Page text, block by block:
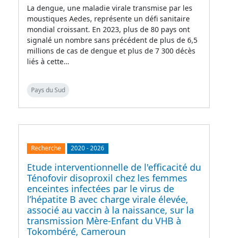
La dengue, une maladie virale transmise par les
moustiques Aedes, représente un défi sanitaire
mondial croissant. En 2023, plus de 80 pays ont
signalé un nombre sans précédent de plus de 6,5
millions de cas de dengue et plus de 7 300 décès
liés à cette…
Pays du Sud
Recherche 2020-2026
Etude interventionnelle de l'efficacité du
Ténofovir disoproxil chez les femmes
enceintes infectées par le virus de
l’hépatite B avec charge virale élevée,
associé au vaccin à la naissance, sur la
transmission Mère-Enfant du VHB à
Tokombéré, Cameroun